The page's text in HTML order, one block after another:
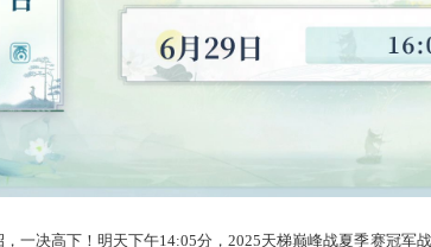
准备时间，14:05比赛正式打响！